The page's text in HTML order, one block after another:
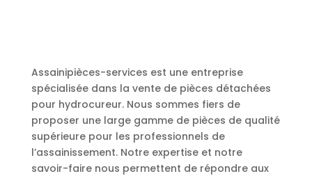
Assainipièces-services est une entreprise
spécialisée dans la vente de pièces détachées
pour hydrocureur. Nous sommes fiers de
proposer une large gamme de pièces de qualité
supérieure pour les professionnels de
l’assainissement. Notre expertise et notre
savoir-faire nous permettent de répondre aux